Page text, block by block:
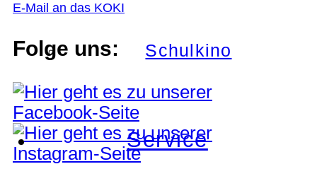
Schulkino
Service
E-Mail an das KOKI
Folge uns: